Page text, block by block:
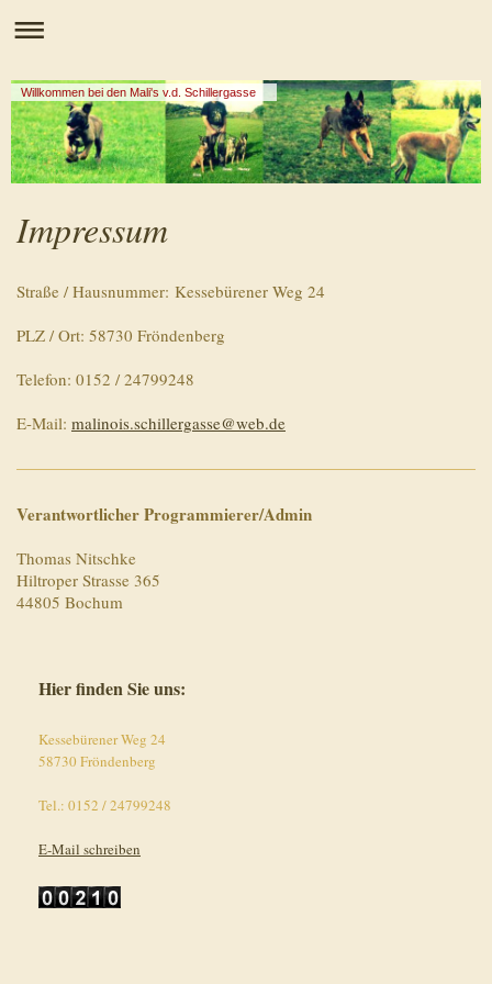
Willkommen bei den Mali's v.d. Schillergasse
Impressum
Straße / Hausnummer: Kessebürener Weg 24
PLZ / Ort: 58730 Fröndenberg
Telefon: 0152 / 24799248
E-Mail: malinois.schillergasse@web.de
Verantwortlicher Programmierer/Admin
Thomas Nitschke
Hiltroper Strasse 365
44805 Bochum
Hier finden Sie uns:
Kessebürener Weg 24
58730 Fröndenberg
Tel.: 0152 / 24799248
E-Mail schreiben